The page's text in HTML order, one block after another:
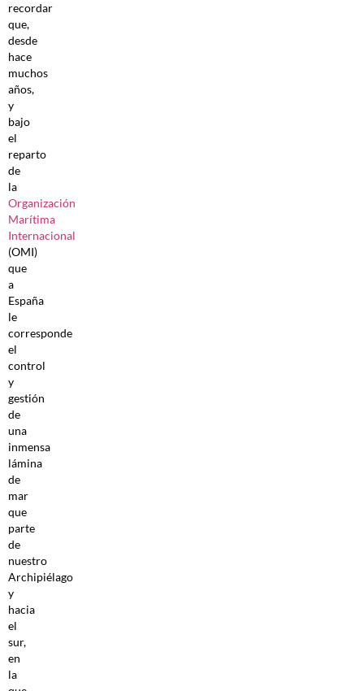
recordar
que,
desde
hace
muchos
años,
y
bajo
el
reparto
de
la
Organización
Marítima
Internacional
(OMI)
que
a
España
le
corresponde
el
control
y
gestión
de
una
inmensa
lámina
de
mar
que
parte
de
nuestro
Archipiélago
y
hacia
el
sur,
en
la